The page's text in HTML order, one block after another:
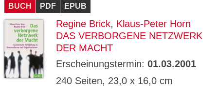
BUCH PDF EPUB
Regine Brick, Klaus-Peter Horn
DAS VERBORGENE NETZWERK
DER MACHT
Erscheinungstermin: 01.03.2001
240 Seiten, 23,0 x 16,0 cm